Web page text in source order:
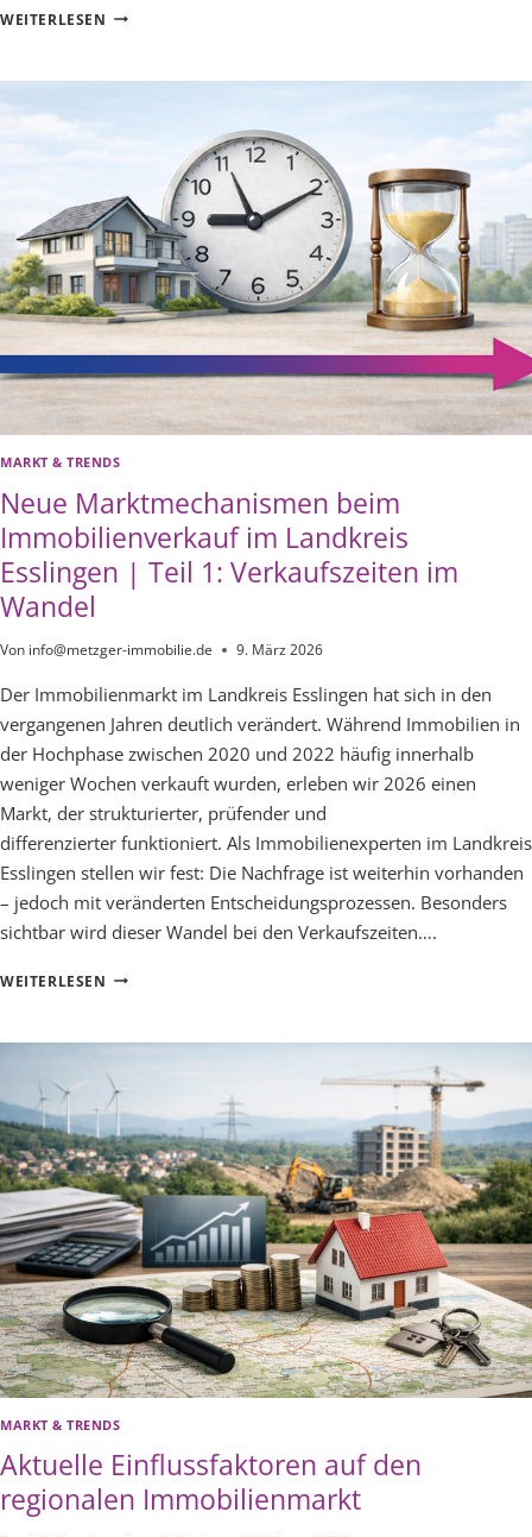
WEITERLESEN NEUE
IMMOBILIENVERKAUF
ESSLINGEN
TEIL
2:
DER
RICHTIGE
MARKTPREIS
ALS
MARKT & TRENDS
Neue Marktmechanismen beim
Immobilienverkauf im Landkreis
Esslingen | Teil 1: Verkaufszeiten im
Wandel
Von info@metzger-immobilie.de 9. März 2026
Der Immobilienmarkt im Landkreis Esslingen hat sich in den
vergangenen Jahren deutlich verändert. Während Immobilien in
der Hochphase zwischen 2020 und 2022 häufig innerhalb
weniger Wochen verkauft wurden, erleben wir 2026 einen
Markt, der strukturierter, prüfender und
differenzierter funktioniert. Als Immobilienexperten im Landkreis
Esslingen stellen wir fest: Die Nachfrage ist weiterhin vorhanden
– jedoch mit veränderten Entscheidungsprozessen. Besonders
sichtbar wird dieser Wandel bei den Verkaufszeiten….
WEITERLESEN NEUE
IMMOBILIENVERKAUF
LANDKREIS
ESSLINGEN
|
TEIL
1:
VERKAUFSZEITEN
IM
WANDEL
MARKT & TRENDS
Aktuelle Einflussfaktoren auf den
regionalen Immobilienmarkt